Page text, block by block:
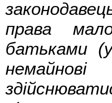
права
батьками